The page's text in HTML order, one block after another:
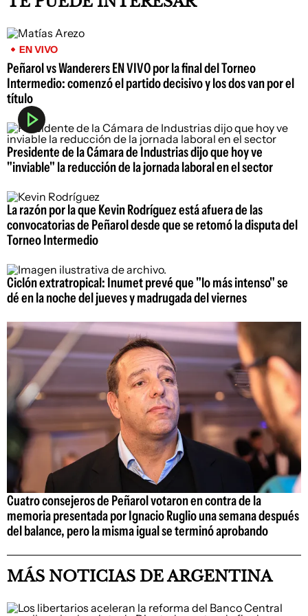
EN VIVO
Peñarol vs Wanderers EN VIVO por la final del Torneo
Intermedio: comenzó el partido decisivo y los dos van por el
título
Presidente de la Cámara de Industrias dijo que hoy ve
"inviable" la reducción de la jornada laboral en el sector
La razón por la que Kevin Rodríguez está afuera de las
convocatorias de Peñarol desde que se retomó la disputa del
Torneo Intermedio
Ciclón extratropical: Inumet prevé que "lo más intenso" se
dé en la noche del jueves y madrugada del viernes
Cuatro consejeros de Peñarol votaron en contra de la
memoria presentada por Ignacio Ruglio una semana después
del balance, pero la misma igual se terminó aprobando
MÁS NOTICIAS DE ARGENTINA